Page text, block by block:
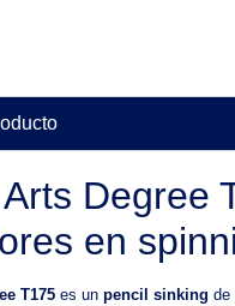
Degree
en
T175 es un pencil sinking de